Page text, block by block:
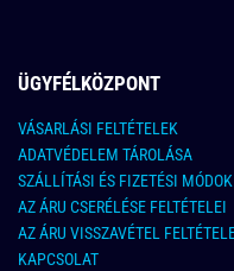
ÜGYFÉLKÖZPONT
VÁSARLÁSI FELTÉTELEK
ADATVÉDELEM TÁROLÁSA
SZÁLLÍTÁSI ÉS FIZETÉSI MÓDOK
AZ ÁRU CSERÉLÉSE FELTÉTELEI
AZ ÁRU VISSZAVÉTEL
KAPCSOLAT